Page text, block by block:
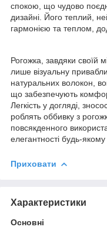
спокою, що чудово
дизайні. Його теплий,
гармонією та теплом,
Рогожка, завдяки своїй
лише візуальну
натуральних волокон,
що забезпечують
Легкість у догляді,
роблять оббивку з
повсякденного
елегантності будь-якому
Приховати
Характеристики
Основні